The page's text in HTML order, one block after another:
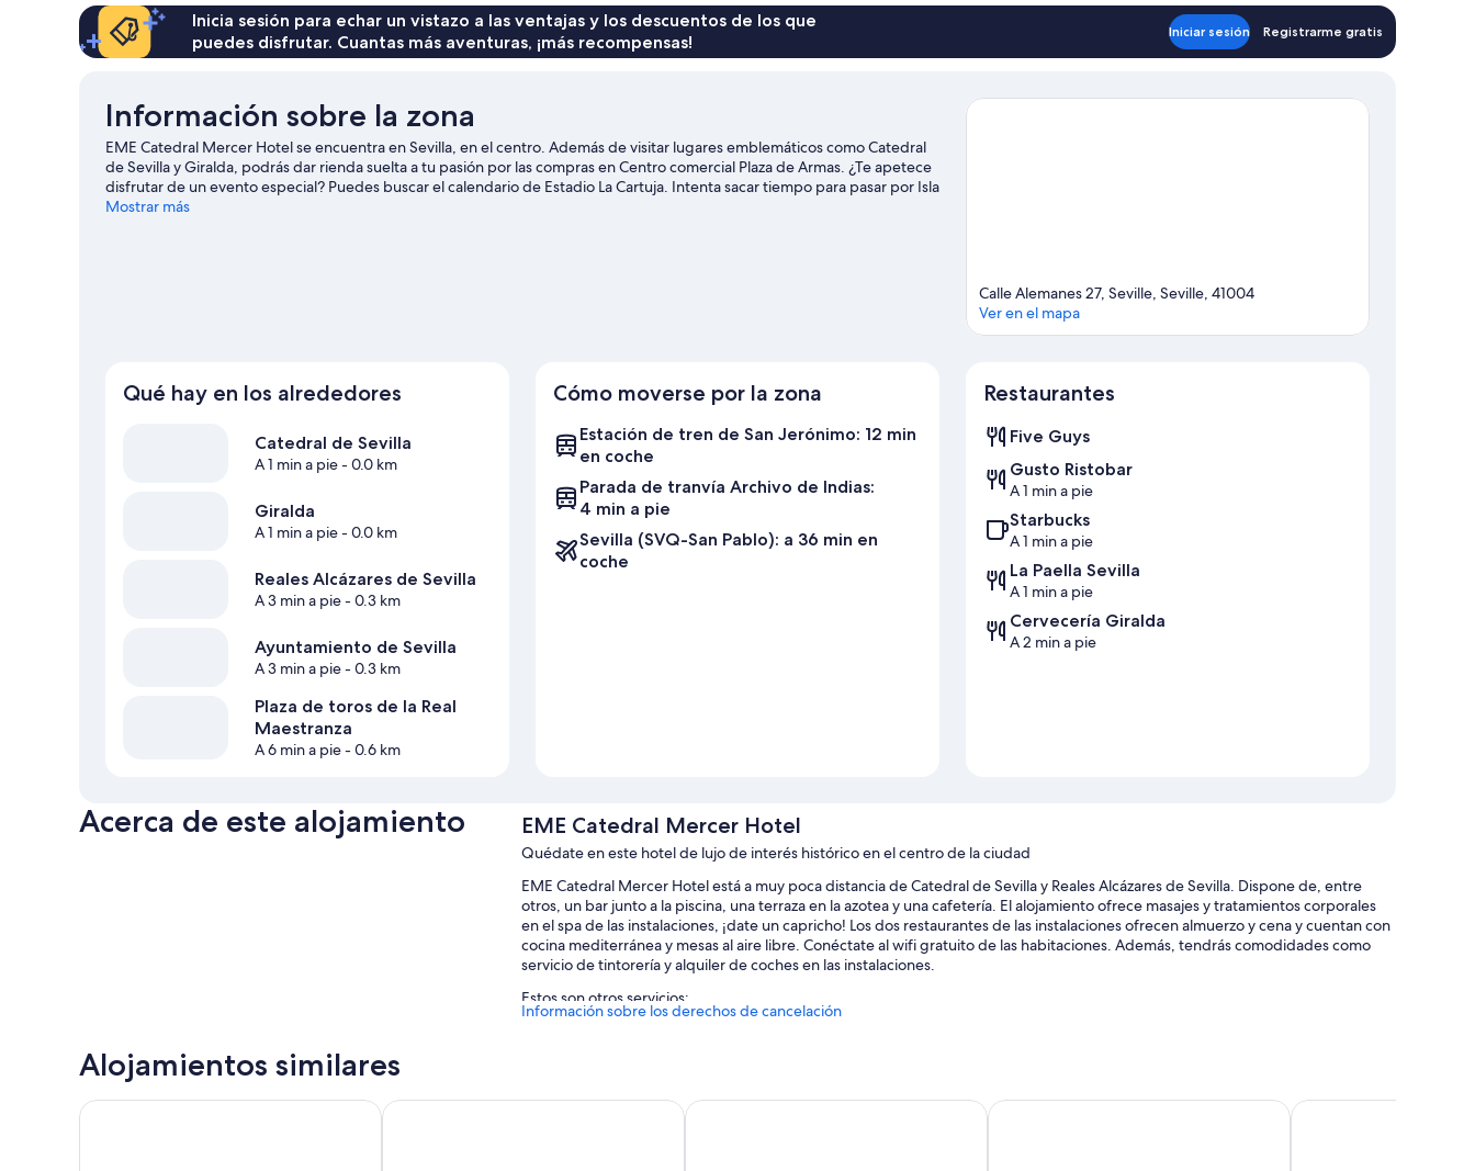
140 €
119 €
171 €
Inicia sesión para echar un vistazo a las ventajas y los descuentos de los que
puedes disfrutar. Cuantas más aventuras, ¡más recompensas!
Iniciar sesión Registrarme gratis
Información sobre la zona
EME Catedral Mercer Hotel se encuentra en Sevilla, en el centro. Además de visitar lugares emblemáticos como Catedral
de Sevilla y Giralda, podrás dar rienda suelta a tu pasión por las compras en Centro comercial Plaza de Armas. ¿Te apetece
disfrutar de un evento especial? Puedes buscar el calendario de Estadio La Cartuja. Intenta sacar tiempo para pasar por Isla
Mágica, que también merece la pena. Dedica algo de tiempo a descubrir cuáles son las actividades de la zona, entre las
Mostrar más
Calle Alemanes 27, Seville, Seville, 41004
Ver en el mapa
Qué hay en los alrededores
Catedral de Sevilla
A 1 min a pie- 0.0 km
Giralda
A 1 min a pie- 0.0 km
Reales Alcázares de Sevilla
A 3 min a pie- 0.3 km
Ayuntamiento de Sevilla
A 3 min a pie- 0.3 km
Plaza de toros de la Real
Maestranza
A 6 min a pie- 0.6 km
Cómo moverse por la zona
Estación de tren de San Jerónimo: 12 min
en coche
Parada de tranvía Archivo de Indias:
4 min a pie
Sevilla (SVQ-San Pablo): a 36 min en
coche
Restaurantes
Five Guys
Gusto Ristobar
A 1 min a pie
Starbucks
A 1 min a pie
La Paella Sevilla
A 1 min a pie
Cervecería Giralda
A 2 min a pie
Acerca de este alojamiento EME Catedral Mercer Hotel
Quédate en este hotel de lujo de interés histórico en el centro de la ciudad
EME Catedral Mercer Hotel está a muy poca distancia de Catedral de Sevilla y Reales Alcázares de Sevilla. Dispone de, entre
otros, un bar junto a la piscina, una terraza en la azotea y una cafetería. El alojamiento ofrece masajes y tratamientos corporales
en el spa de las instalaciones, ¡date un capricho! Los dos restaurantes de las instalaciones ofrecen almuerzo y cena y cuentan con
cocina mediterránea y mesas al aire libre. Conéctate al wifi gratuito de las habitaciones. Además, tendrás comodidades como
servicio de tintorería y alquiler de coches en las instalaciones.
Estos son otros servicios:
Periódicos gratuitos en el vestíbulo, personal multilingüe y una caja fuerte en recepción
Información sobre los derechos de cancelación
Alojamientos similares
Eurostars Sevilla Boutique Hotel Fernando III Los Seises Sevilla, a Tribute Portfolio HotelVincci La Rabida Hotel Hotel Rey Alfonso X